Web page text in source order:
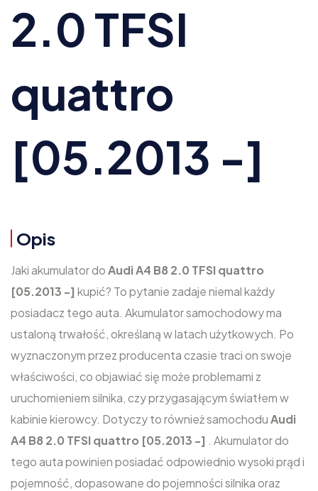
2.0 TFSI
quattro
[05.2013 -]
Opis
Jaki akumulator doAudi A4 B8 2.0 TFSI quattro
[05.2013 -] kupić? To pytanie zadaje niemal każdy
posiadacz tego auta. Akumulator samochodowy ma
ustaloną trwałość, określaną w latach użytkowych. Po
wyznaczonym przez producenta czasie traci on swoje
właściwości, co objawiać się może problemami z
uruchomieniem silnika, czy przygasającym światłem w
kabinie kierowcy. Dotyczy to również samochoduAudi
A4 B8 2.0 TFSI quattro [05.2013 -] . Akumulator do
tego auta powinien posiadać odpowiednio wysoki prąd i
pojemność, dopasowane do pojemności silnika oraz